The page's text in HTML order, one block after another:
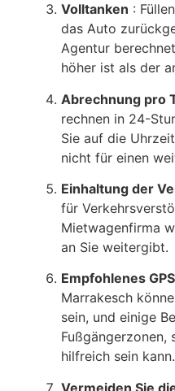
Volltanken :
das Auto
Agentur
höher ist als der
Abrechnung pro
rechnen in 24-
Sie auf die
nicht für einen
Einhaltung der
für
Mietwagenfirma
an Sie weitergibt.
Empfohlenes GPS
Marrakesch
sein, und einige
Fußgängerzonen,
hilfreich sein kann.
Vermeiden Sie